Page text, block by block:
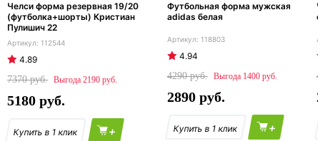
Челси форма резервная 19/20
(футболка+шорты) Кристиан
Пулишич 22
112544
4.89
7370
2190
5180
+
Футбольная форма мужская
adidas белая
118803
4.94
4290
1400
2890
+